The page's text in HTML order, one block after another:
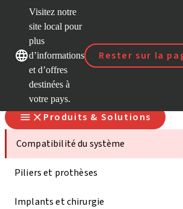
Visitez notre
site local pour
plus
d’informations
et d’offres
destinées à
votre pays.
Rester sur la
Nos marques
Produits & Solutions
Compatibilité du système
Piliers et prothèses
Implants et chirurgie